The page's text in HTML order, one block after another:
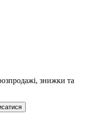
знижки та